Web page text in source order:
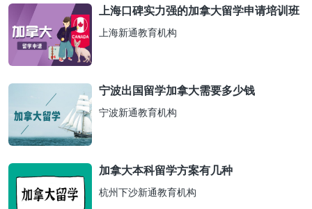
上海口碑实力强的加拿大留学申请培训班
上海新通教育机构
宁波出国留学加拿大需要多少钱
宁波新通教育机构
加拿大本科留学方案有几种
杭州下沙新通教育机构